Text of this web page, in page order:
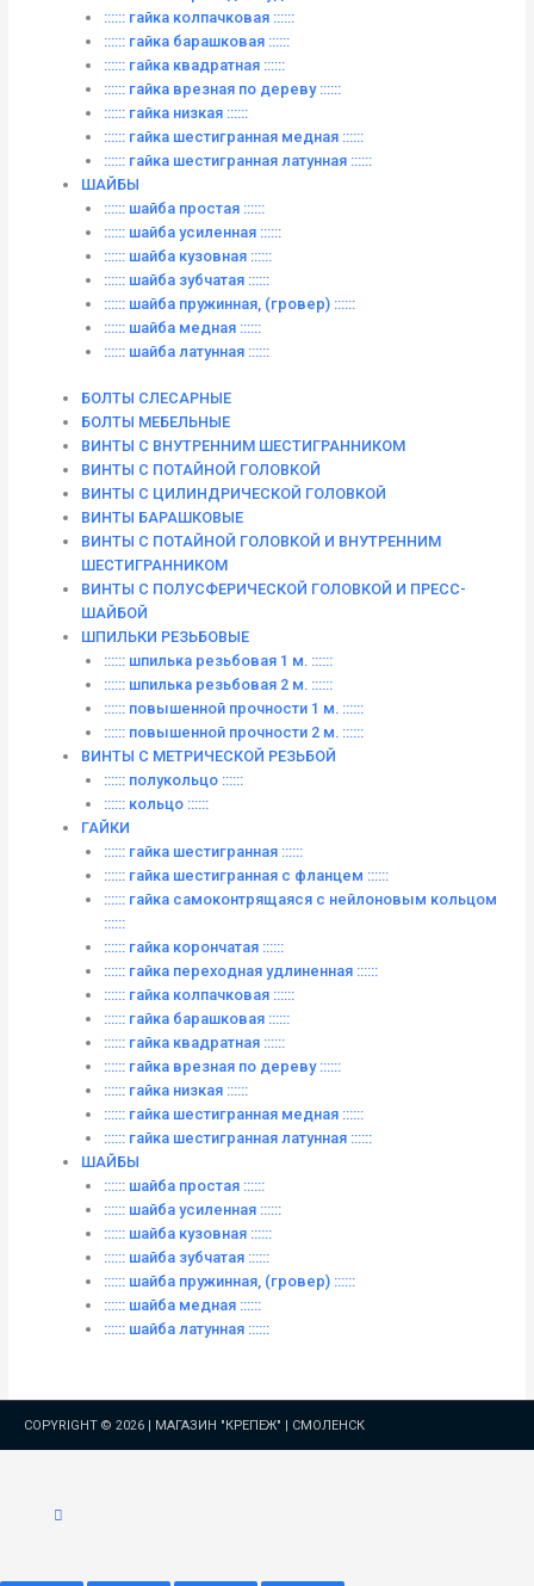
:::::: гайка колпачковая ::::::
:::::: гайка барашковая ::::::
:::::: гайка квадратная ::::::
:::::: гайка врезная по дереву ::::::
:::::: гайка низкая ::::::
:::::: гайка шестигранная медная ::::::
:::::: гайка шестигранная латунная ::::::
ШАЙБЫ
:::::: шайба простая ::::::
:::::: шайба усиленная ::::::
:::::: шайба кузовная ::::::
:::::: шайба зубчатая ::::::
:::::: шайба пружинная, (гровер) ::::::
:::::: шайба медная ::::::
:::::: шайба латунная ::::::
БОЛТЫ СЛЕСАРНЫЕ
БОЛТЫ МЕБЕЛЬНЫЕ
ВИНТЫ С ВНУТРЕННИМ ШЕСТИГРАННИКОМ
ВИНТЫ С ПОТАЙНОЙ ГОЛОВКОЙ
ВИНТЫ С ЦИЛИНДРИЧЕСКОЙ ГОЛОВКОЙ
ВИНТЫ БАРАШКОВЫЕ
ВИНТЫ С ПОТАЙНОЙ ГОЛОВКОЙ И ВНУТРЕННИМ
ШЕСТИГРАННИКОМ
ВИНТЫ С ПОЛУСФЕРИЧЕСКОЙ ГОЛОВКОЙ И ПРЕСС-
ШАЙБОЙ
ШПИЛЬКИ РЕЗЬБОВЫЕ
:::::: шпилька резьбовая 1 м. ::::::
:::::: шпилька резьбовая 2 м. ::::::
:::::: повышенной прочности 1 м. ::::::
:::::: повышенной прочности 2 м. ::::::
ВИНТЫ C МЕТРИЧЕСКОЙ РЕЗЬБОЙ
:::::: полукольцо ::::::
:::::: кольцо ::::::
ГАЙКИ
:::::: гайка шестигранная ::::::
:::::: гайка шестигранная с фланцем ::::::
:::::: гайка самоконтрящаяся с нейлоновым кольцом
::::::
:::::: гайка корончатая ::::::
:::::: гайка переходная удлиненная ::::::
:::::: гайка колпачковая ::::::
:::::: гайка барашковая ::::::
:::::: гайка квадратная ::::::
:::::: гайка врезная по дереву ::::::
:::::: гайка низкая ::::::
:::::: гайка шестигранная медная ::::::
:::::: гайка шестигранная латунная ::::::
ШАЙБЫ
:::::: шайба простая ::::::
:::::: шайба усиленная ::::::
:::::: шайба кузовная ::::::
:::::: шайба зубчатая ::::::
:::::: шайба пружинная, (гровер) ::::::
:::::: шайба медная ::::::
:::::: шайба латунная ::::::
COPYRIGHT © 2026 | МАГАЗИН "КРЕПЕЖ" | СМОЛЕНСК